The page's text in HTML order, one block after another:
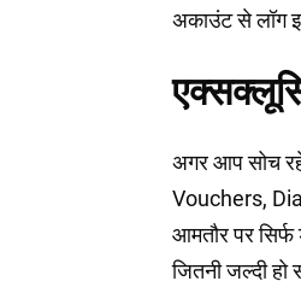
अकाउंट से लॉग
अगर आप सोच
Vouchers,
आमतौर पर
जितनी जल्दी